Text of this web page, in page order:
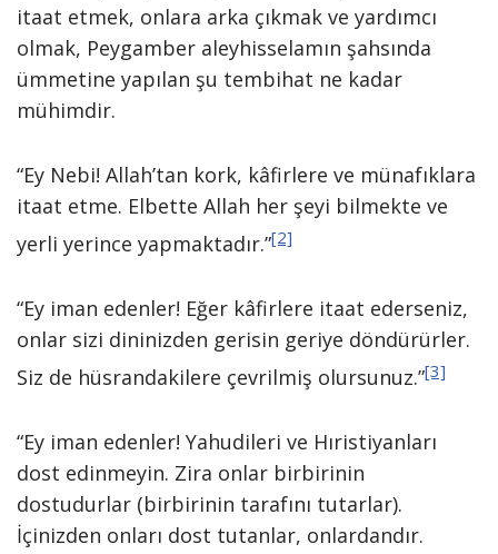
itaat etmek, onlara arka çıkmak ve yardımcı
olmak, Peygamber aleyhisselamın şahsında
ümmetine yapılan şu tembihat ne kadar
mühimdir.
“Ey Nebi! Allah’tan kork, kâfirlere ve münafıklara
itaat etme. Elbette Allah her şeyi bilmekte ve
yerli yerince yapmaktadır.”[2]
“Ey iman edenler! Eğer kâfirlere itaat ederseniz,
onlar sizi dininizden gerisin geriye döndürürler.
Siz de hüsrandakilere çevrilmiş olursunuz.”[3]
“Ey iman edenler! Yahudileri ve Hıristiyanları
dost edinmeyin. Zira onlar birbirinin
dostudurlar (birbirinin tarafını tutarlar).
İçinizden onları dost tutanlar, onlardandır.